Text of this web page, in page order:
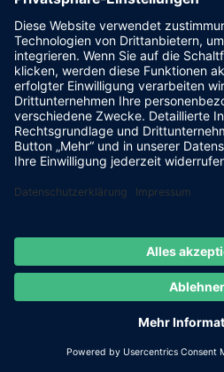
© Gesellschaft für Antennen und
GAK
Impressum
Datenschutz